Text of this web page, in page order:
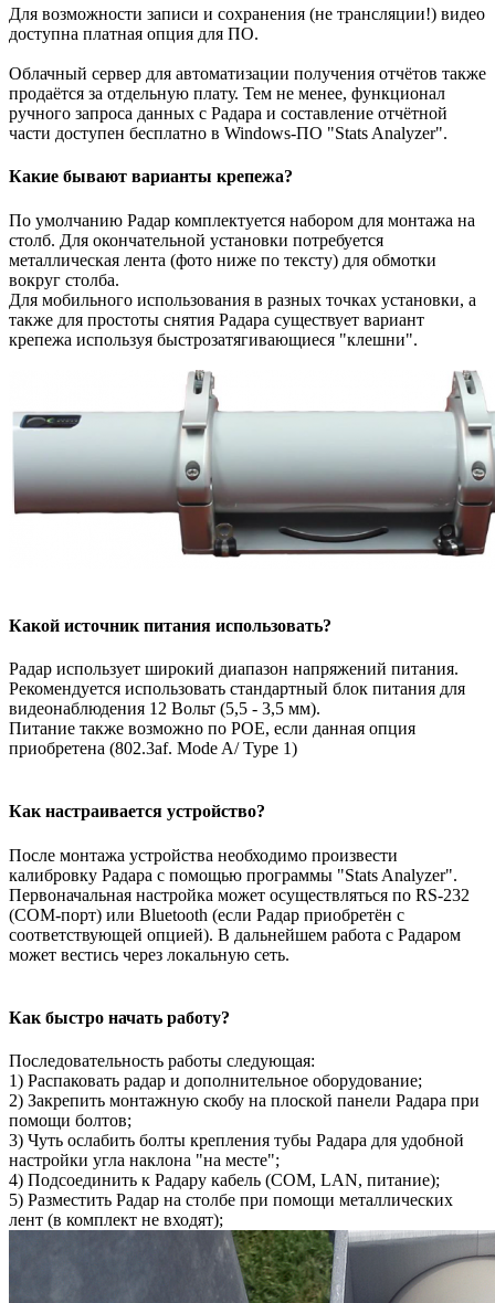
Для возможности записи и сохранения (не трансляции!) видео
доступна платная опция для ПО.
Облачный сервер для автоматизации получения отчётов также
продаётся за отдельную плату. Тем не менее, функционал
ручного запроса данных с Радара и составление отчётной
части доступен бесплатно в Windows-ПО "Stats Analyzer".
Какие бывают варианты крепежа?
По умолчанию Радар комплектуется набором для монтажа на
столб. Для окончательной установки потребуется
металлическая лента (фото ниже по тексту) для обмотки
вокруг столба.
Для мобильного использования в разных точках установки, а
также для простоты снятия Радара существует вариант
крепежа используя быстрозатягивающиеся "клешни".
Какой источник питания использовать?
Радар использует широкий диапазон напряжений питания.
Рекомендуется использовать стандартный блок питания для
видеонаблюдения 12 Вольт (5,5 - 3,5 мм).
Питание также возможно по POE, если данная опция
приобретена (802.3af. Mode A/ Type 1)
Как настраивается устройство?
После монтажа устройства необходимо произвести
калибровку Радара с помощью программы "Stats Analyzer".
Первоначальная настройка может осуществляться по RS-232
(COM-порт) или Bluetooth (если Радар приобретён с
соответствующей опцией). В дальнейшем работа с Радаром
может вестись через локальную сеть.
Как быстро начать работу?
Последовательность работы следующая:
1) Распаковать радар и дополнительное оборудование;
2) Закрепить монтажную скобу на плоской панели Радара при
помощи болтов;
3) Чуть ослабить болты крепления тубы Радара для удобной
настройки угла наклона "на месте";
4) Подсоединить к Радару кабель (COM, LAN, питание);
5) Разместить Радар на столбе при помощи металлических
лент (в комплект не входят);